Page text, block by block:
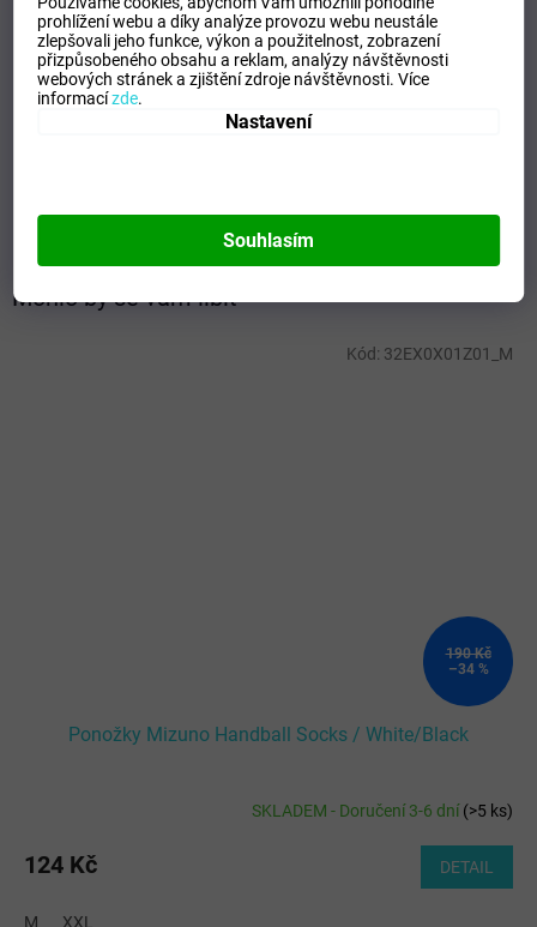
prohlížení webu a díky analýze provozu webu neustále
zlepšovali jeho funkce, výkon a použitelnost,zobrazení
přizpůsobeného obsahu a reklam, analýzy návštěvnosti
webových stránek a zjištění zdroje návštěvnosti.Více
informacízde.
Nastavení
Souhlasím
Mohlo by se vám líbit
190 Kč
–34 %
Ponožky Mizuno Handball Socks / White/Black
SKLADEM - Doručení 3-6 dní(>5 ks)
124 Kč DETAIL
M XXL
Kód: 32EX0X01Z01_M
Doplňkové parametry
Kategorie:
Ponožky
EAN:
Zvolte variantu